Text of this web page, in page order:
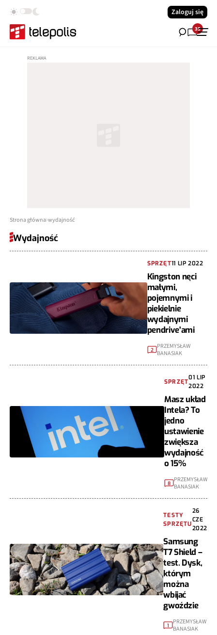
Zaloguj się
35
Strona główna wydajność
Wydajność
SPRZĘT11 LIP 2022
Kingston nęci
małymi,
pojemnymi i
piekielnie
wydajnymi
pendrive'ami
2 PRZEMYSŁAW
BANASIAK
SPRZĘT
01 LIP
2022
Masz układ
Intela? To
jedno
ustawienie
zwiększa
wydajność
o 15%
8
PRZEMYSŁAW
BANASIAK
TESTY
SPRZĘTU
26
CZE
2022
Samsung
T7 Shield –
test. Dysk,
którym
można
wbijać
gwoździe
1
PRZEMYSŁAW
BANASIAK